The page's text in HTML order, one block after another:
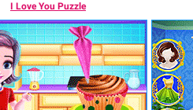
I Love You Puzzle